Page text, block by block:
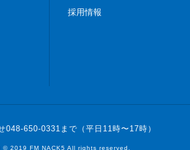
採用情報
048-650-0331まで（平日11時〜17時）
© 2019 FM NACK5 All rights reserved.